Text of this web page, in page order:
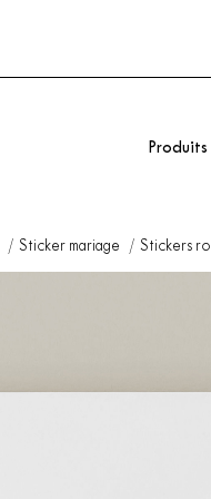
Produits
Sticker mariage Stickers